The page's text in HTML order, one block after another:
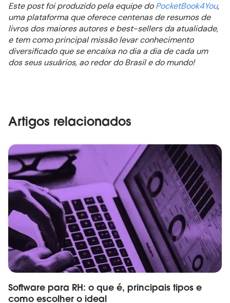
Este post foi produzido pela equipe doPocketBook4You,
uma plataforma que oferece centenas de resumos de
livros dos maiores autores e best-sellers da atualidade,
e tem como principal missão levar conhecimento
diversificado que se encaixa no dia a dia de cada um
dos seus usuários, ao redor do Brasil e do mundo!
Artigos relacionados
Software para RH: o que é, principais tipos e
como escolher o ideal